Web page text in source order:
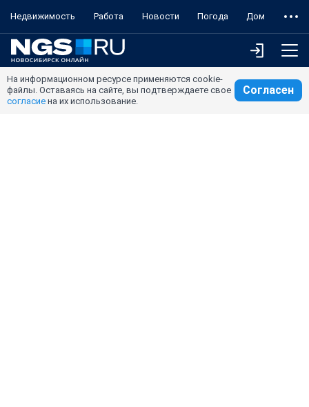
Недвижимость Работа Новости Погода Дом
На информационном ресурсе применяются cookie-
файлы. Оставаясь на сайте, вы подтверждаете свое
согласие на их использование.
Согласен